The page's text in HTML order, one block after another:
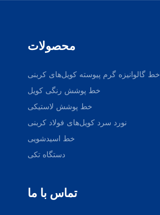
محصولات
خط گالوانیزه گرم پیوسته کویل‌های کربنی
خط پوشش رنگی کویل
خط پوشش لاستیکی
نورد سرد کویل‌های فولاد کربنی
خط اسیدشویی
دستگاه تکی
تماس با ما